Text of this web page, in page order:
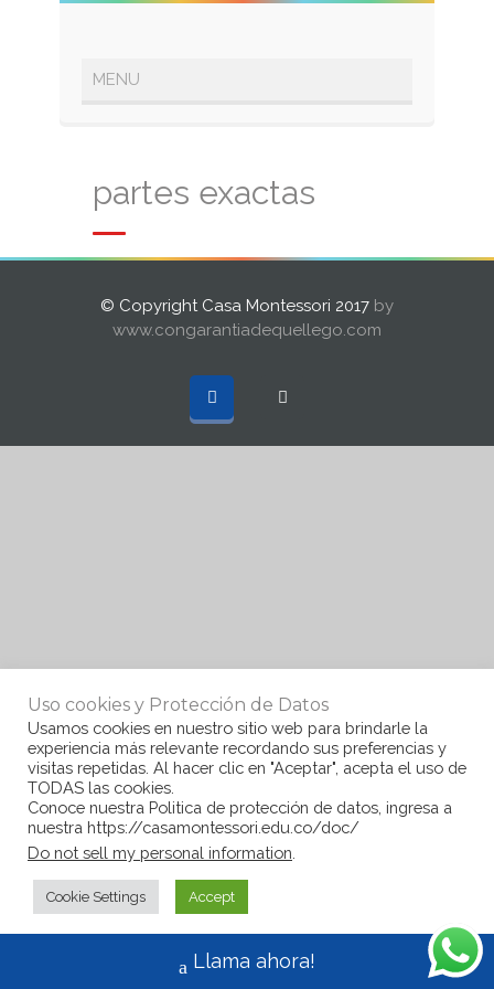
partes exactas
© Copyright Casa Montessori 2017 by
www.congarantiadequellego.com
Uso cookies y Protección de Datos
Usamos cookies en nuestro sitio web para brindarle la
experiencia más relevante recordando sus preferencias y
visitas repetidas. Al hacer clic en "Aceptar", acepta el uso de
TODAS las cookies.
Conoce nuestra Politica de protección de datos, ingresa a
nuestra https://casamontessori.edu.co/doc/
Do not sell my personal information
Cookie Settings Accept
Llama ahora!